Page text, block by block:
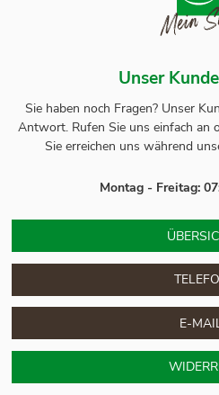
Unser
Sie haben noch Fragen? Unser
Antwort. Rufen Sie uns einfach an
Sie erreichen uns während
Montag - Freitag:
E-